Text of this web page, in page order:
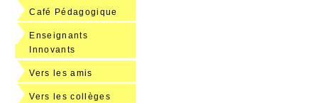
Café Pédagogique
Enseignants
Innovants
Vers les amis
Vers les collèges